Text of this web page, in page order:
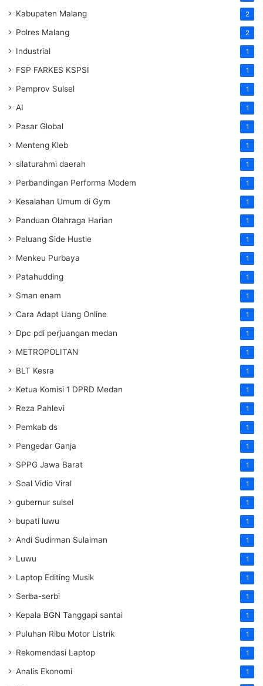
Kabupaten Malang 2
Polres Malang 2
Industrial 1
FSP FARKES KSPSI 1
Pemprov Sulsel 1
AI 1
Pasar Global 1
Menteng Kleb 1
silaturahmi daerah 1
Perbandingan Performa Modem 1
Kesalahan Umum di Gym 1
Panduan Olahraga Harian 1
Peluang Side Hustle 1
Menkeu Purbaya 1
Patahudding 1
Sman enam 1
Cara Adapt Uang Online 1
Dpc pdi perjuangan medan 1
METROPOLITAN 1
BLT Kesra 1
Ketua Komisi 1 DPRD Medan 1
Reza Pahlevi 1
Pemkab ds 1
Pengedar Ganja 1
SPPG Jawa Barat 1
Soal Vidio Viral 1
gubernur sulsel 1
bupati luwu 1
Andi Sudirman Sulaiman 1
Luwu 1
Laptop Editing Musik 1
Serba-serbi 1
Kepala BGN Tanggapi santai 1
Puluhan Ribu Motor Listrik 1
Rekomendasi Laptop 1
Analis Ekonomi 1